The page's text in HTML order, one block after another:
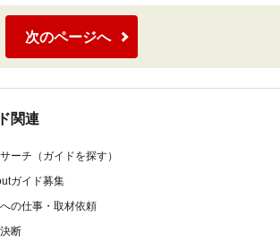
次のページへ
関連
ーチ（ガイドを探す）
ガイド募集
の仕事・取材依頼
断